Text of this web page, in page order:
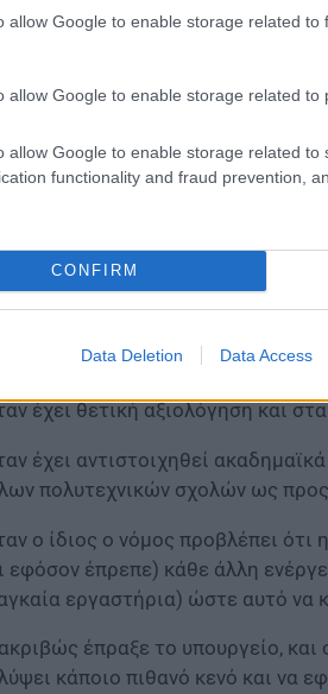
allow Google to enable storage related to
allow Google to enable storage related to
allow Google to enable storage related to
functionality and fraud prevention,
CONFIRM
Data Deletion Data Access
το τμήμα πολιτικών
master;
έχει θετική αξιολόγηση και
έχει αντιστοιχηθεί
πολυτεχνικών σχολών ως
ο ίδιος ο νόμος προβλέπει
εφόσον έπρεπε) κάθε άλλη
εργαστήρια) ώστε αυτό να
έπραξε το υπουργείο, και
κάποιο πιθανό κενό και να